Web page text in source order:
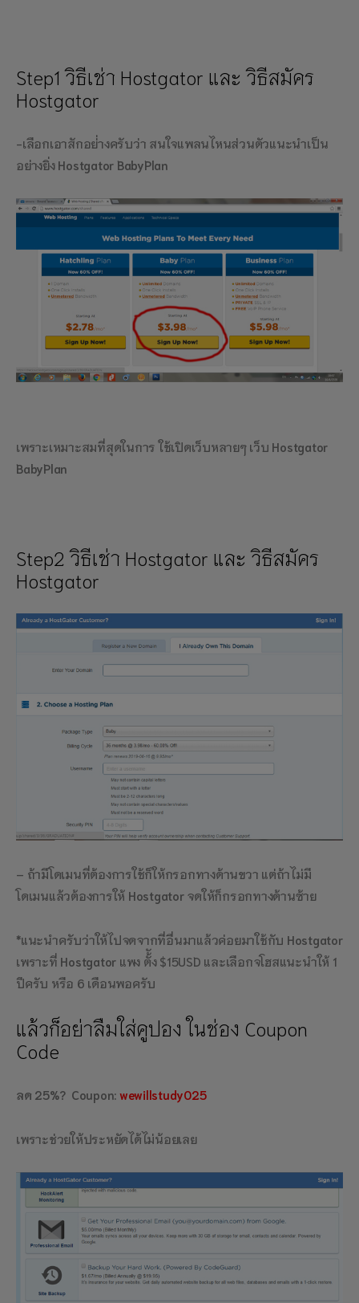
Step1 วิธีเช่า Hostgator และ วิธีสมัคร
Hostgator
-เลือกเอาสักอย่่างครับว่า สนใจแพลนไหนส่วนตัวแนะนำเป็น
อย่างยิ่ง Hostgator BabyPlan
เพราะเหมาะสมที่สุดในการ ใช้เปิดเว็บหลายๆ เว็บ Hostgator
BabyPlan
Step2 วิธีเช่า Hostgator และ วิธีสมัคร
Hostgator
– ถ้ามีโดเมนที่ต้องการใช้ก็ให้กรอกทางด้านขวา แต่ถ้าไม่มี
โดเมนแล้วต้องการให้ Hostgatorจดให้ก็กรอกทางด้านซ้าย
*แนะนำครับว่าให้ไปจดจากที่อื่นมาแล้วค่อยมาใช้กับ Hostgator
เพราะที่ Hostgator แพง ตั้ัง $15USD และเลือกจโฮสแนะนำให้ 1
ปีครับ หรือ 6 เดือนพอครับ
แล้วก็อย่าลืมใส่คูปอง ในช่อง Coupon
Code
ลด 25%? Coupon: wewillstudy025
เพราะช่วยให้ประหยัดได้ไม่น้อยเลย